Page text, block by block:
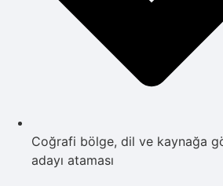
Coğrafi bölge, dil ve kaynağa
adayı ataması